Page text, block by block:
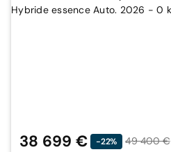
38 699 € -22%
49 400 €